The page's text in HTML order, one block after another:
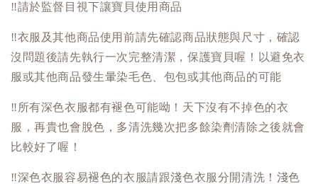
‼️請於監督目視下讓寶貝使用商品
‼️衣服及其他商品使用前請先確認商品狀態與尺寸，確認
沒問題後請先執行一次完整清潔，保護寶貝喔！以避免衣
服或其他商品發生暈染毛色、包包或其他商品的可能
‼️ 所有深色衣服都有褪色可能呦！天下沒有不掉色的衣
服，再貴也會脫色，多清洗幾次把多餘染劑清除之後就會
比較好了喔！
‼️深色衣服容易褪色的衣服請跟淺色衣服分開清洗！淺色